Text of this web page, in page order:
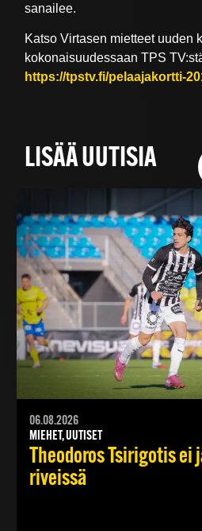
sanailee.
Katso Virtasen mietteet uuden
kokonaisuudessaan TPS
https://tpstv.fi/pelaajakortti-
LISÄÄ UUTISIA
06.08.2026
MIEHET, UUTISET
Theodoros Tsirigotis ei
riveissä